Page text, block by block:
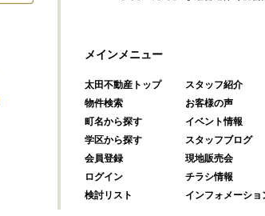
メインメニュー
太田不動産トップ
物件検索
町名から探す
学区から探す
会員登録
ログイン
検討リスト
スタッフ紹介
お客様の声
イベント情報
スタッフブログ
現地販売会
チラシ情報
インフォメーショ